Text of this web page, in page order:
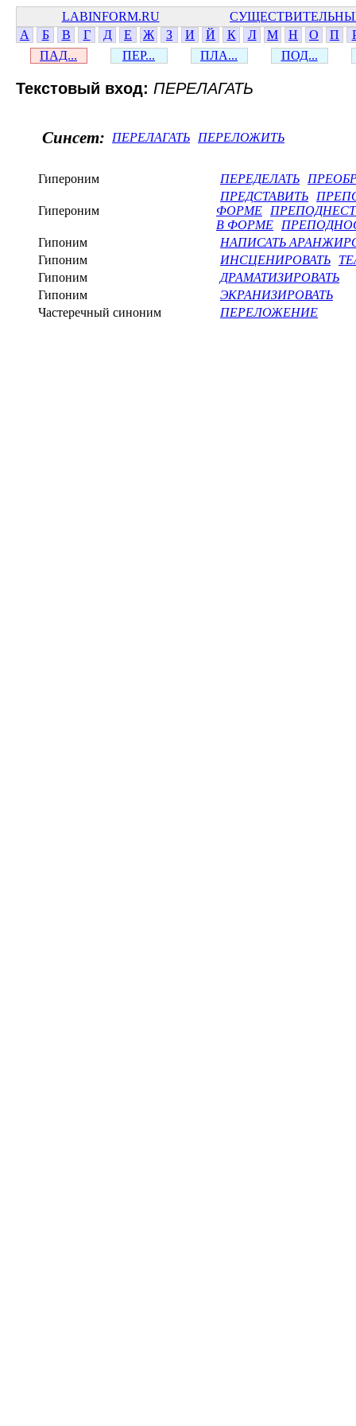
LABINFORM.RU
А
Б В Г Д Е Ж З И Й К Л М Н О П
ПАД...
ПЕР... ПЛА... ПОД...
Текстовый вход: ПЕРЕЛАГАТЬ
Синсет: ПЕРЕЛАГАТЬ ПЕРЕЛОЖИТЬ
Гипероним ПЕРЕДЕЛАТЬ
Гипероним
ПРЕДСТАВИТЬ
ФОРМЕ
В ФОРМЕ
Гипоним
НАПИСАТЬ
Гипоним
ИНСЦЕНИРОВАТЬ
Гипоним
ДРАМАТИЗИРОВАТЬ
Гипоним
ЭКРАНИЗИРОВАТЬ
Частеречный синоним
ПЕРЕЛОЖЕНИЕ